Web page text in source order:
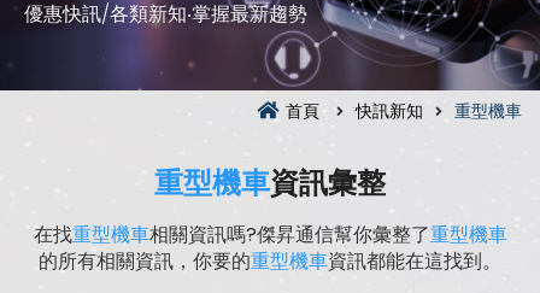
優惠快訊/各類新知‧掌握最新趨勢
首頁 快訊新知 重型機車
重型機車資訊彙整
在找重型機車相關資訊嗎?傑昇通信幫你彙整了重型機車
的所有相關資訊，你要的重型機車資訊都能在這找到。